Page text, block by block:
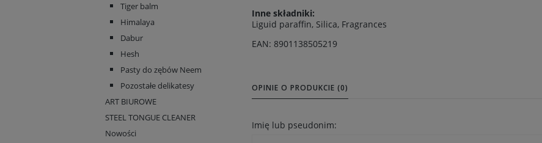
Tiger balm
Himalaya
Dabur
Hesh
Pasty do zębów Neem
Pozostałe delikatesy
ART BIUROWE
STEEL TONGUE CLEANER
Nowości
Inne składniki:
Liguid paraffin, Silica, Fragrances
EAN: 8901138505219
OPINIE O PRODUKCIE (0)
Imię lub pseudonim: